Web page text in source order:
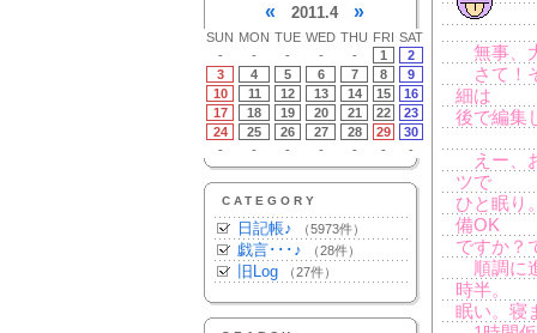
« 2011.4 »
SUN MON TUE WED THU FRI SAT
-
- - - - 1
2
3
4 5 6 7 8
9
10
11 12 13 14 15
16
17
18 19 20 21 22
23
24
25 26 27 28 29
30
-
- - - - - -
CATEGORY
日記帳♪ （5973件）
戯言･･･♪ （28件）
旧Log （27件）
無事、
さて！
細は
後で編集
えー、
ツで
ひと眠り
備OK
ですか？
順調に
時半。
眠い。寝